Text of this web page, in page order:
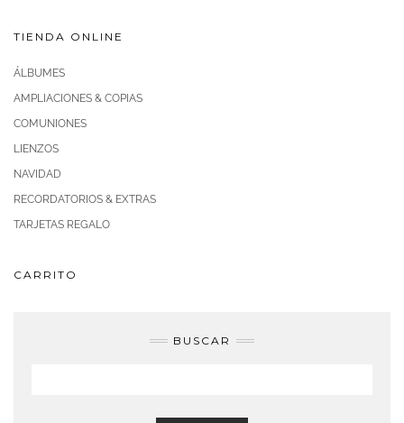
TIENDA ONLINE
ÁLBUMES
AMPLIACIONES & COPIAS
COMUNIONES
LIENZOS
NAVIDAD
RECORDATORIOS & EXTRAS
TARJETAS REGALO
CARRITO
BUSCAR